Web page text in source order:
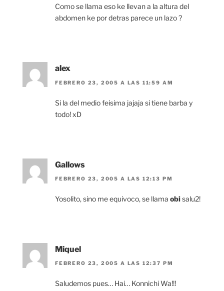
Como se llama eso ke llevan a la altura del
abdomen ke por detras parece un lazo ?
alex
FEBRERO 23, 2005 A LAS 11:59 AM
Si la del medio feisima jajaja si tiene barba y
todo! xD
Gallows
FEBRERO 23, 2005 A LAS 12:13 PM
Yosolito, sino me equivoco, se llama obisalu2!
Miquel
FEBRERO 23, 2005 A LAS 12:37 PM
Saludemos pues… Hai… Konnichi Wa!!!